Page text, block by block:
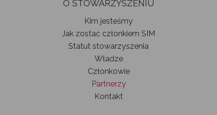
O STOWARZYSZENIU
Kim jesteśmy
Jak zostać członkiem SIM
Statut stowarzyszenia
Władze
Członkowie
Partnerzy
Kontakt